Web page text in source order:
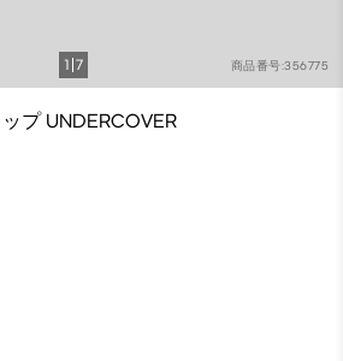
商品番号:356775
1 7
プ UNDERCOVER